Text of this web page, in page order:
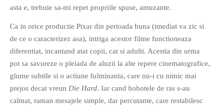
asta e, trebuie sa-mi repet propriile spuse, amuzante.
Ca in orice productie Pixar din perioada buna (imediat va zic si
de ce o caracterizez asa), intriga acestor filme functioneaza
diferentiat, incantand atat copii, cat si adulti. Acestia din urma
pot sa savureze o pleiada de aluzii la alte repere cinematografice,
glume subtile si o actiune fulminanta, care nu-i cu nimic mai
prejos decat vreun Die Hard. Iar cand hohotele de ras s-au
calmat, raman mesajele simple, dar percutante, care restabilesc